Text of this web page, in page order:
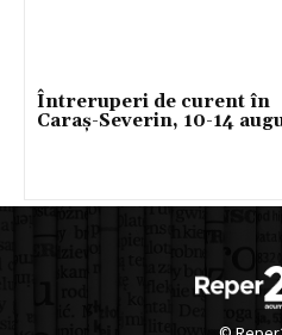
Întreruperi de curent în
Caraș-Severin, 10-14